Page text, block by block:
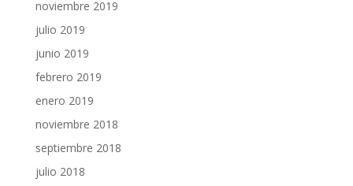
noviembre 2019
julio 2019
junio 2019
febrero 2019
enero 2019
noviembre 2018
septiembre 2018
julio 2018